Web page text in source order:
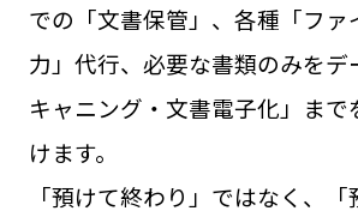
での「文書保管」、各種「ファ
力」代行、必要な書類のみをデ
キャニング・文書電子化」まで
けます。
「預けて終わり」ではなく、